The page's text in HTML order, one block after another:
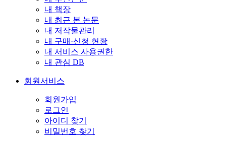
내 책장
내 최근 본 논문
내 저작물관리
내 구매·신청 현황
내 서비스 사용권한
내 관심 DB
회원서비스
회원가입
로그인
아이디 찾기
비밀번호 찾기